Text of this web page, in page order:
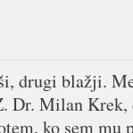
drugi blažji.
Dr. Milan
ko sem mu